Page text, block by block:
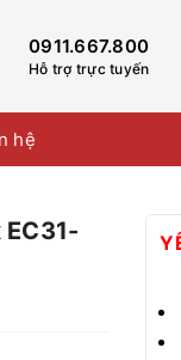
0911.667.800
Hỗ trợ trực tuyến
hệ